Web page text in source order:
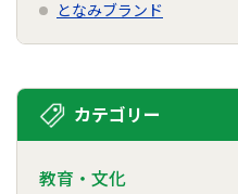
となみブランド
カテゴリー
教育・文化